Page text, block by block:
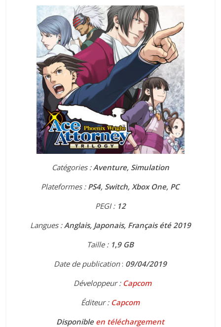
Catégories : Aventure, Simulation
Plateformes : PS4, Switch, Xbox One, PC
PEGI : 12
Langues : Anglais, Japonais, Français été 2019
Taille : 1,9 GB
Date de publication: 09/04/2019
Développeur : Capcom
Éditeur : Capcom
Disponible en téléchargement